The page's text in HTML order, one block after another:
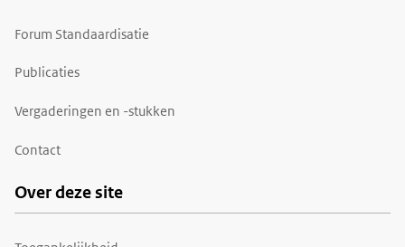
Forum Standaardisatie
Publicaties
Vergaderingen en -stukken
Contact
Over deze site